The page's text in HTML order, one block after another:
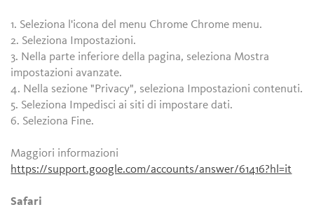
1. Seleziona l'icona del menu Chrome Chrome menu.
2. Seleziona Impostazioni.
3. Nella parte inferiore della pagina, seleziona Mostra
impostazioni avanzate.
4. Nella sezione "Privacy", seleziona Impostazioni contenuti.
5. Seleziona Impedisci ai siti di impostare dati.
6. Seleziona Fine.
Maggiori informazioni
https://support.google.com/accounts/answer/61416?hl=it
Safari